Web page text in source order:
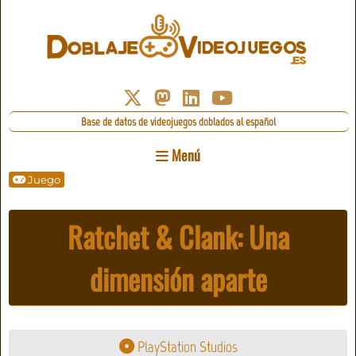
Base de datos de videojuegos doblados al español
Menú
Juego
Ratchet & Clank: Una
dimensión aparte
PlayStation Studios